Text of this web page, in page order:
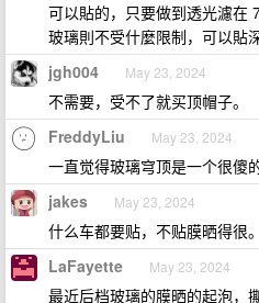
可以貼的，只要做到透光濾在
玻璃則不受什麼限制，可以貼
jgh004 May 23, 2024
不需要，受不了就买顶帽子。
FreddyLiu May 23, 2024
一直觉得玻璃穹顶是一个很傻
jakes May 23, 2024
什么车都要贴，不贴膜晒得很。
LaFayette May 23, 2024
最近后档玻璃的膜晒的起泡，